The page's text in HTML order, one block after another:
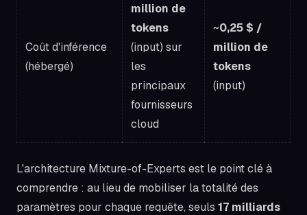
Coût d'inférence
(hébergé)
million de
tokens
(input) sur
les
principaux
fournisseurs
cloud
~0,25 $ /
million de
tokens
(input)
L'architecture Mixture-of-Experts est le point clé à
comprendre : au lieu de mobiliser la totalité des
paramètres pour chaque requête, seuls 17 milliards